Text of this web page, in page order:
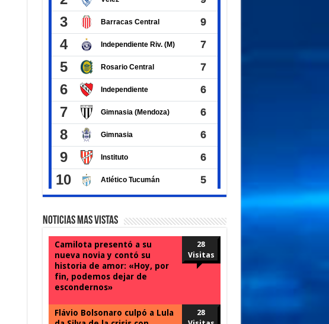
Noticias Mas Vistas
Camilota presentó a su
nueva novia y contó su
historia de amor: «Hoy, por
fin, podemos dejar de
escondernos»
28
Visitas
Flávio Bolsonaro culpó a Lula
28